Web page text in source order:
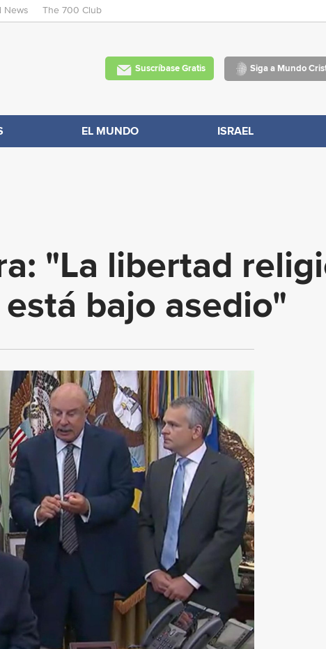
Skip
News The 700 Club
Suscríbase Gratis Siga a Mundo
EL MUNDO ISRAEL
"La libertad
bajo asedio"